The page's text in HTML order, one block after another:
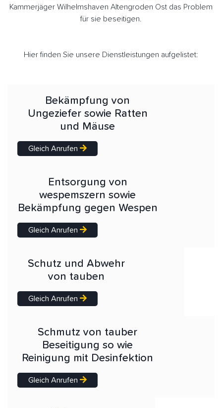
Kammerjäger Wilhelmshaven Altengroden Ost das Problem
für sie beseitigen.
Hier finden Sie unsere Dienstleistungen aufgelistet:
Bekämpfung von
Ungeziefer sowie Ratten
und Mäuse
Gleich Anrufen
Entsorgung von
wespemszern sowie
Bekämpfung gegen Wespen
Gleich Anrufen
Schutz und Abwehr
von tauben
Gleich Anrufen
Schmutz von tauber
Beseitigung so wie
Reinigung mit Desinfektion
Gleich Anrufen